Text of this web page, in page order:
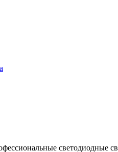
светодиодные